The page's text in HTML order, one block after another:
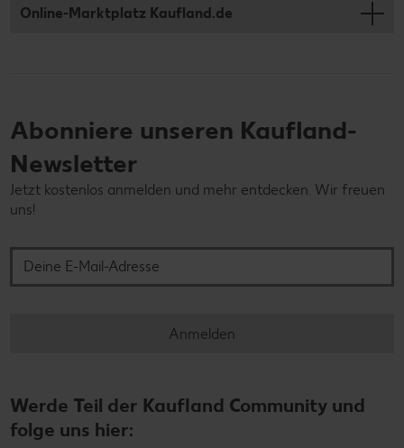
Online-Marktplatz Kaufland.de
Abonniere unseren Kaufland-
Newsletter
Jetzt kostenlos anmelden und mehr entdecken. Wir freuen
uns!
Anmelden
Werde Teil der Kaufland Community und
folge uns hier: